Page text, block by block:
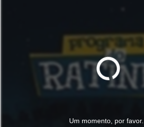
Um momento, por favor...